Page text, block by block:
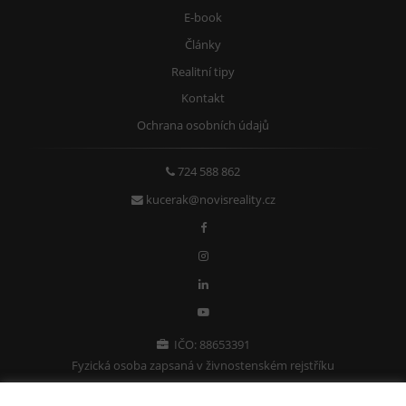
E-book
Články
Realitní tipy
Kontakt
Ochrana osobních údajů
724 588 862
kucerak@novisreality.cz
IČO: 88653391
Fyzická osoba zapsaná v živnostenském rejstříku